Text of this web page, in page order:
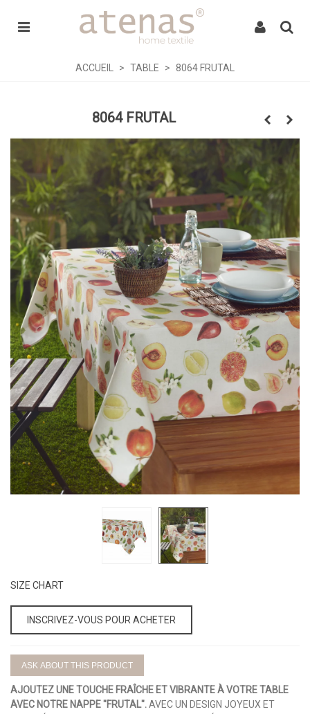
ACCUEIL > TABLE > 8064 FRUTAL
8064 FRUTAL
SIZE CHART
INSCRIVEZ-VOUS POUR ACHETER
ASK ABOUT THIS PRODUCT
AJOUTEZ UNE TOUCHE FRAÎCHE ET VIBRANTE À VOTRE TABLE
AVEC NOTRE NAPPE "FRUTAL".AVEC UN DESIGN JOYEUX ET